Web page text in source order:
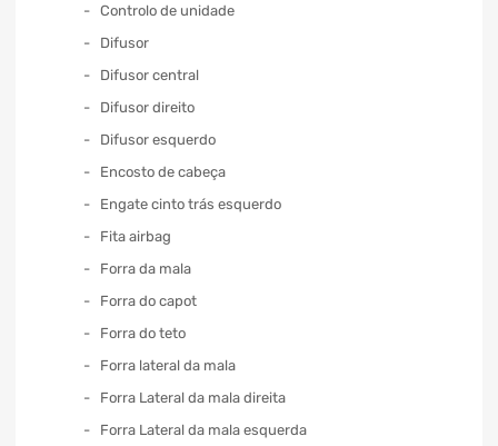
Controlo de unidade
Difusor
Difusor central
Difusor direito
Difusor esquerdo
Encosto de cabeça
Engate cinto trás esquerdo
Fita airbag
Forra da mala
Forra do capot
Forra do teto
Forra lateral da mala
Forra Lateral da mala direita
Forra Lateral da mala esquerda